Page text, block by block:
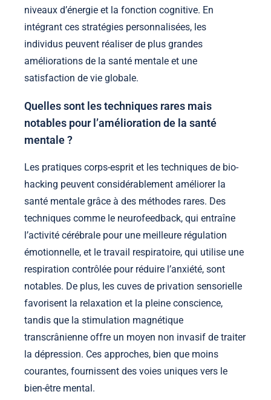
niveaux d’énergie et la fonction cognitive. En
intégrant ces stratégies personnalisées, les
individus peuvent réaliser de plus grandes
améliorations de la santé mentale et une
satisfaction de vie globale.
Quelles sont les techniques rares mais
notables pour l’amélioration de la santé
mentale ?
Les pratiques corps-esprit et les techniques de bio-
hacking peuvent considérablement améliorer la
santé mentale grâce à des méthodes rares. Des
techniques comme le neurofeedback, qui entraîne
l’activité cérébrale pour une meilleure régulation
émotionnelle, et le travail respiratoire, qui utilise une
respiration contrôlée pour réduire l’anxiété, sont
notables. De plus, les cuves de privation sensorielle
favorisent la relaxation et la pleine conscience,
tandis que la stimulation magnétique
transcrânienne offre un moyen non invasif de traiter
la dépression. Ces approches, bien que moins
courantes, fournissent des voies uniques vers le
bien-être mental.